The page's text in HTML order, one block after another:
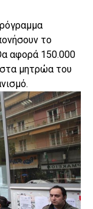
το
αφορά 150.000
στα μητρώα του